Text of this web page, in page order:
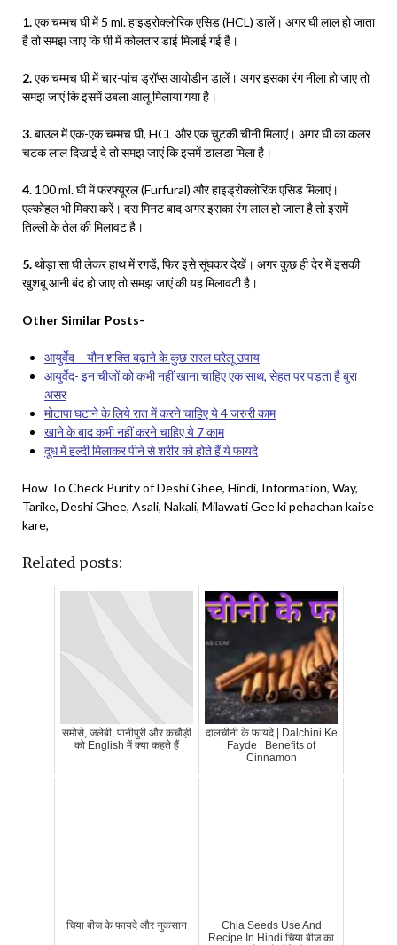
1.एक चम्मच घी में 5 ml. हाइड्रोक्लोरिक एसिड (HCL) डालें। अगर घी लाल हो जाता
है तो समझ जाए कि घी में कोलतार डाई मिलाई गई है।
2.एक चम्मच घी में चार-पांच ड्रॉप्स आयोडीन डालें। अगर इसका रंग नीला हो जाए तो
समझ जाएं कि इसमें उबला आलू मिलाया गया है।
3.बाउल में एक-एक चम्मच घी, HCL और एक चुटकी चीनी मिलाएं। अगर घी का कलर
चटक लाल दिखाई दे तो समझ जाएं कि इसमें डालडा मिला है।
4. 100 ml. घी में फरफ्यूरल (Furfural) और हाइड्रोक्लोरिक एसिड मिलाएं।
एल्कोहल भी मिक्स करें। दस मिनट बाद अगर इसका रंग लाल हो जाता है तो इसमें
तिल्ली के तेल की मिलावट है।
5.थोड़ा सा घी लेकर हाथ में रगडें, फिर इसे सूंघकर देखें। अगर कुछ ही देर में इसकी
खुशबू आनी बंद हो जाए तो समझ जाएं की यह मिलावटी है।
Other Similar Posts-
आयुर्वेद – यौन शक्ति बढ़ाने के कुछ सरल घरेलू उपाय
आयुर्वेद- इन चीजों को कभी नहीं खाना चाहिए एक साथ, सेहत पर पड़ता है बुरा
असर
मोटापा घटाने के लिये रात में करने चाहिए ये 4 जरुरी काम
खाने के बाद कभी नहीं करने चाहिए ये 7 काम
दूध में हल्दी मिलाकर पीने से शरीर को होते हैं ये फायदे
How To Check Purity of Deshi Ghee, Hindi, Information, Way,
Tarike, Deshi Ghee, Asali, Nakali, Milawati Gee ki pehachan kaise
kare,
Related posts:
समोसे, जलेबी, पानीपुरी और कचौड़ी
को English में क्या कहते हैं
दालचीनी के फायदे | Dalchini Ke
Fayde | Benefits of
Cinnamon
चिया बीज के फायदे और नुकसान
Chia Seeds Use And
Recipe In Hindi चिया बीज का